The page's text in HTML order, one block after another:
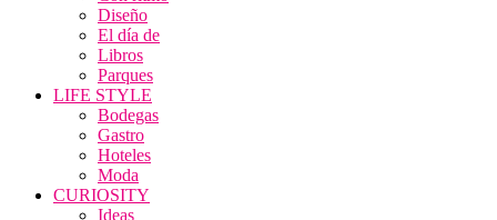
Diseño
El día de
Libros
Parques
LIFE STYLE
Bodegas
Gastro
Hoteles
Moda
CURIOSITY
Ideas